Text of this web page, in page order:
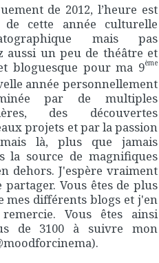
de 2012, l’heure est
cette année culturelle
mais pas
aussi un peu de théâtre et
bloguesque pour ma 9ème
année personnellement
par de multiples
des découvertes
projets et par la passion
là, plus que jamais
la source de magnifiques
dehors. J'espère vraiment
Vous êtes de plus
différents blogs et j'en
Vous êtes ainsi
de 3100 à suivre mon